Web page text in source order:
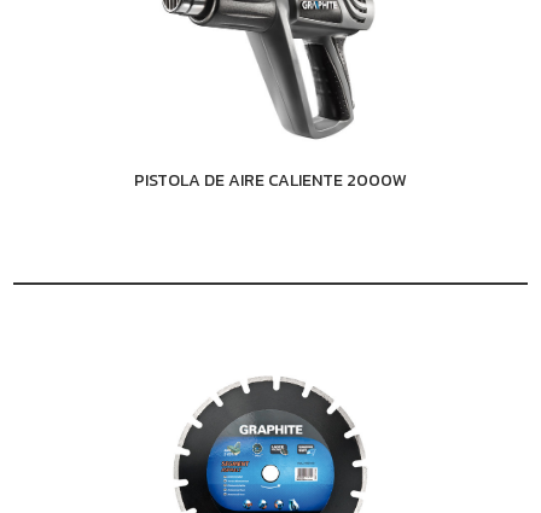
PISTOLA DE AIRE CALIENTE 2000W